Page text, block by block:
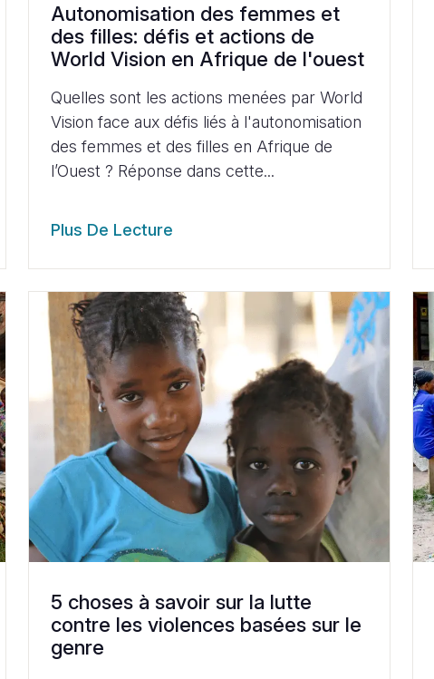
Autonomisation des femmes et
des filles: défis et actions de
World Vision en Afrique de l'ouest
Quelles sont les actions menées par World
Vision face aux défis liés à l'autonomisation
des femmes et des filles en Afrique de
l’Ouest ? Réponse dans cette...
Plus De Lecture
5 choses à savoir sur la lutte
contre les violences basées sur le
genre